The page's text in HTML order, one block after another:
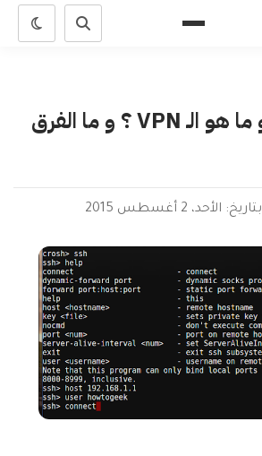
ما هو الـ SSH و ما هو الـ VPN ؟ و ما الفرق
بتاريخ: الأحد، 2 أغسطس 2015